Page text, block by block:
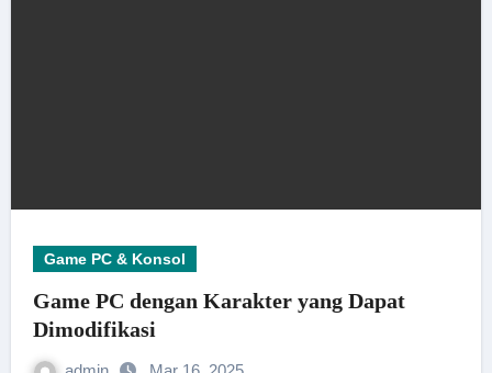
Game PC & Konsol
Game PC dengan Karakter yang Dapat
Dimodifikasi